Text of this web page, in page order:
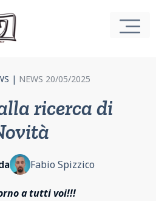
| NEWS 20/05/2025
ricerca di
Fabio Spizzico
a tutti voi!!!